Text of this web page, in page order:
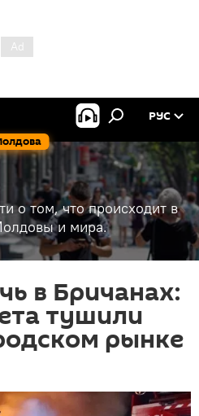
РУС
о том, что происходит в
и мира.
в Бричанах:
тушили
рынке